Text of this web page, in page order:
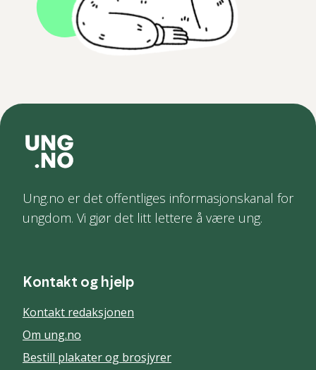
Ung.no er det offentliges informasjonskanal for
ungdom. Vi gjør det litt lettere å være ung.
Kontakt og hjelp
Kontakt redaksjonen
Om ung.no
Bestill plakater og brosjyrer